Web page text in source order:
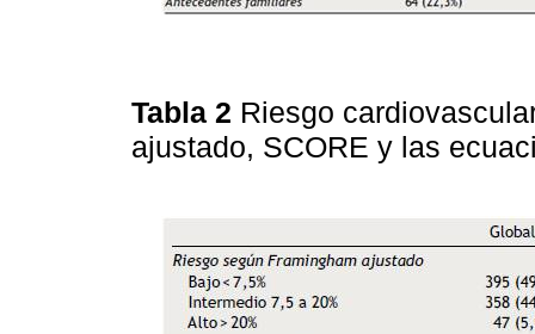
Tabla 2 Riesgo
ajustado, SCORE y las